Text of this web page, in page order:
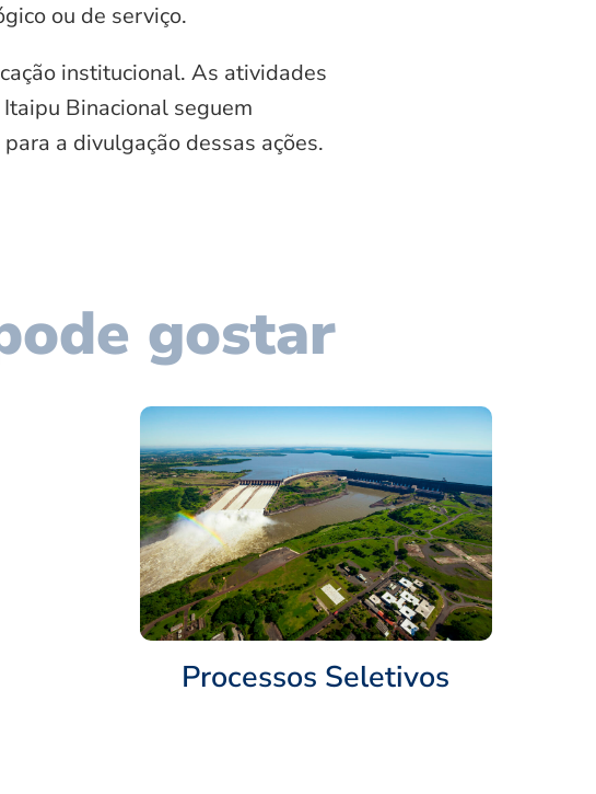
ou de serviço.
institucional. As atividades
Binacional seguem
a divulgação dessas ações.
gostar
Processos Seletivos